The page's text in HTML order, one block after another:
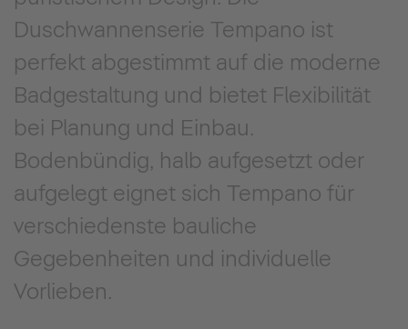
Duschwannenserie Tempano ist
perfekt abgestimmt auf die moderne
Badgestaltung und bietet Flexibilität
bei Planung und Einbau.
Bodenbündig, halb aufgesetzt oder
aufgelegt eignet sich Tempano für
verschiedenste bauliche
Gegebenheiten und individuelle
Vorlieben.